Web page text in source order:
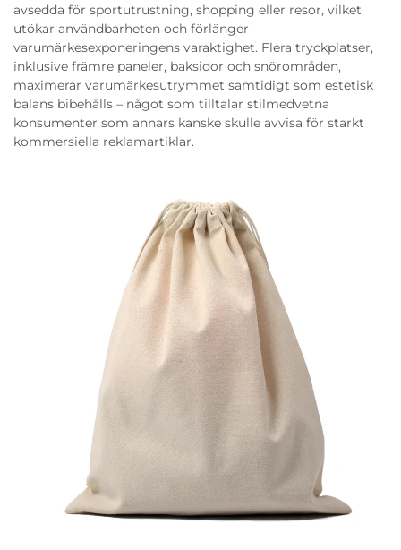
avsedda för sportutrustning, shopping eller resor, vilket
utökar användbarheten och förlänger
varumärkesexponeringens varaktighet. Flera tryckplatser,
inklusive främre paneler, baksidor och snörområden,
maximerar varumärkesutrymmet samtidigt som estetisk
balans bibehålls – något som tilltalar stilmedvetna
konsumenter som annars kanske skulle avvisa för starkt
kommersiella reklamartiklar.